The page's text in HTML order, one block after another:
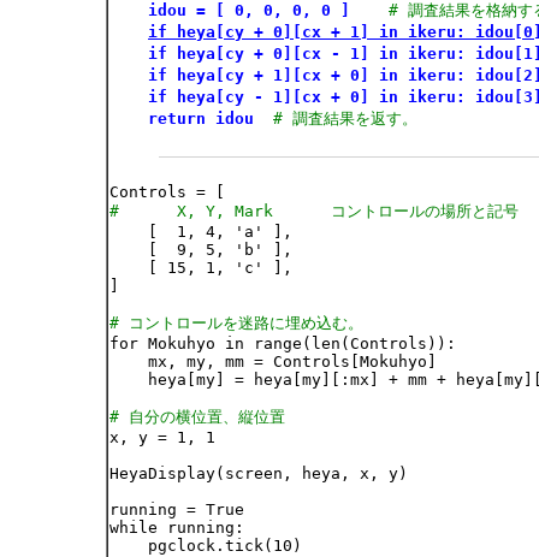
idou = [ 0, 0, 0, 0 ]
# 調査結果を格納
if heya[cy + 0][cx + 1] in ikeru:
if heya[cy + 0][cx - 1] in ikeru:
if heya[cy + 1][cx + 0] in ikeru:
if heya[cy - 1][cx + 0] in ikeru:
return idou
# 調査結果を返す。
#      X, Y, Mark      コントロールの場所と記号
[  1, 4, 'a' ],
    [  9, 5, 'b' ],
    [ 15, 1, 'c' ],
# コントロールを迷路に埋め込む。
for Mokuhyo in range(len(Controls)):
    mx, my, mm = Controls[Mokuhyo]
heya[my] = heya[my][:mx] + mm +
# 自分の横位置、縦位置
x, y = 1, 1
HeyaDisplay(screen, heya, x, y)
running = True
while running:
    pgclock.tick(10)